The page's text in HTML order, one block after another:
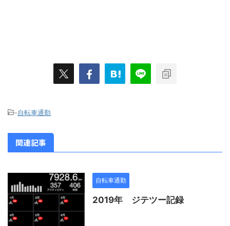
-自転車通勤
関連記事
自転車通勤
2019年 ジテツー記録